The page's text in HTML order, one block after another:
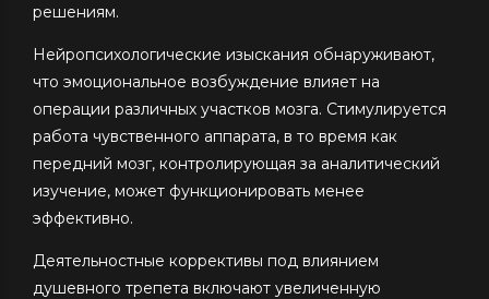
решениям.
Нейропсихологические изыскания обнаруживают,
что эмоциональное возбуждение влияет на
операции различных участков мозга. Стимулируется
работа чувственного аппарата, в то время как
передний мозг, контролирующая за аналитический
изучение, может функционировать менее
эффективно.
Деятельностные коррективы под влиянием
душевного трепета включают увеличенную